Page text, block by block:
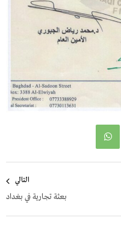
التالي
بعثة تجارية في بغداد